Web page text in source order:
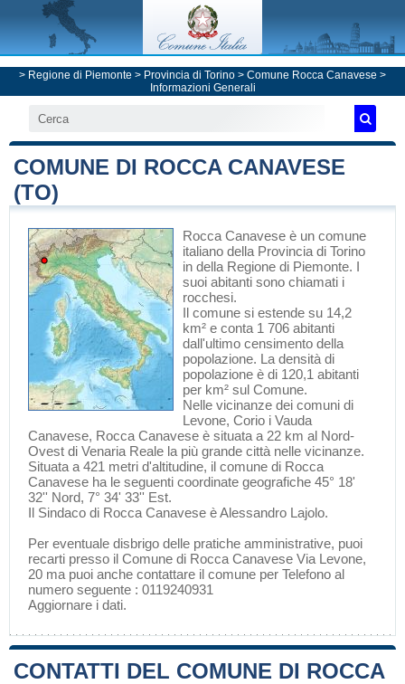
> Regione di Piemonte > Provincia di Torino > Comune Rocca Canavese >
Informazioni Generali
COMUNE DI ROCCA CANAVESE
(TO)
Rocca Canavese è un comune
italiano della Provincia di Torino
in della Regione di Piemonte. I
suoi abitanti sono chiamati i
rocchesi.
Il comune si estende su 14,2
km² e conta 1 706 abitanti
dall'ultimo censimento della
popolazione. La densità di
popolazione è di 120,1 abitanti
per km² sul Comune.
Nelle vicinanze dei comuni di
Levone, Corio i Vauda
Canavese, Rocca Canavese è situata a 22 km al Nord-
Ovest di Venaria Reale la più grande città nelle vicinanze.
Situata a 421 metri d'altitudine, il comune di Rocca
Canavese ha le seguenti coordinate geografiche 45° 18'
32'' Nord, 7° 34' 33'' Est.
Il Sindaco di Rocca Canavese è Alessandro Lajolo.
Per eventuale disbrigo delle pratiche amministrative, puoi
recarti presso il Comune di Rocca Canavese Via Levone,
20 ma puoi anche contattare il comune per Telefono al
numero seguente : 0119240931
Aggiornare i dati.
CONTATTI DEL COMUNE DI ROCCA